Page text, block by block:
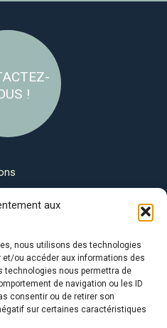
aux
nous utilisons des technologies
ou accéder aux informations des
technologies nous permettra de
de navigation ou les ID
consentir ou de retirer son
sur certaines caractéristiques
!